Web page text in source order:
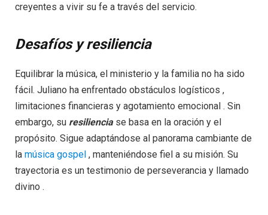
creyentes a vivir su fe a través del servicio.
Desafíos y resiliencia
Equilibrar la música, el ministerio y la familia no ha sido
fácil. Juliano ha enfrentado obstáculos logísticos ,
limitaciones financieras y agotamiento emocional . Sin
embargo, su resilienciase basa en la oración y el
propósito. Sigue adaptándose al panorama cambiante de
la música gospel , manteniéndose fiel a su misión. Su
trayectoria es un testimonio de perseverancia y llamado
divino .